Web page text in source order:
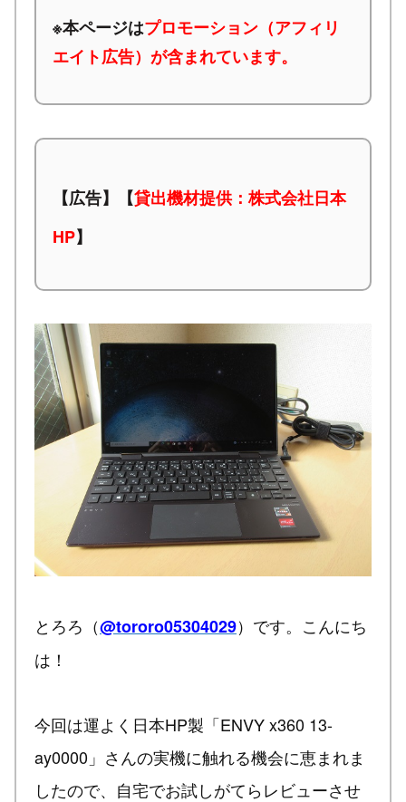
※本ページはプロモーション（アフィリ
エイト広告）が含まれています。
【広告】【貸出機材提供：株式会社日本
HP】
とろろ（@tororo05304029）です。こんにち
は！
今回は運よく日本HP製「ENVY x360 13-
ay0000」さんの実機に触れる機会に恵まれま
したので、自宅でお試しがてらレビューさせ